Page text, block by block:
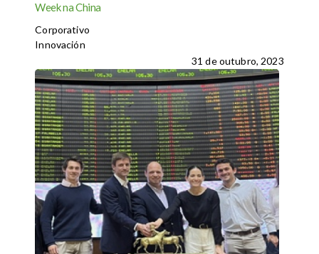
Week na China
Corporativo
Innovación
31 de outubro, 2023